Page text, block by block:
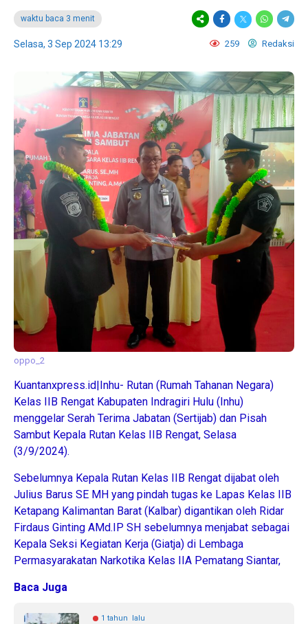
waktu baca 3 menit
Selasa, 3 Sep 2024 13:29 259 Redaksi
oppo_2
Kuantanxpress.id|Inhu- Rutan (Rumah Tahanan Negara)
Kelas IIB Rengat Kabupaten Indragiri Hulu (Inhu)
menggelar Serah Terima Jabatan (Sertijab) dan Pisah
Sambut Kepala Rutan Kelas IIB Rengat, Selasa
(3/9/2024).
Sebelumnya Kepala Rutan Kelas IIB Rengat dijabat oleh
Julius Barus SE MH yang pindah tugas ke Lapas Kelas IIB
Ketapang Kalimantan Barat (Kalbar) digantikan oleh Ridar
Firdaus Ginting AMd.IP SH sebelumnya menjabat sebagai
Kepala Seksi Kegiatan Kerja (Giatja) di Lembaga
Permasyarakatan Narkotika Kelas IIA Pematang Siantar,
Baca Juga
1 tahun lalu